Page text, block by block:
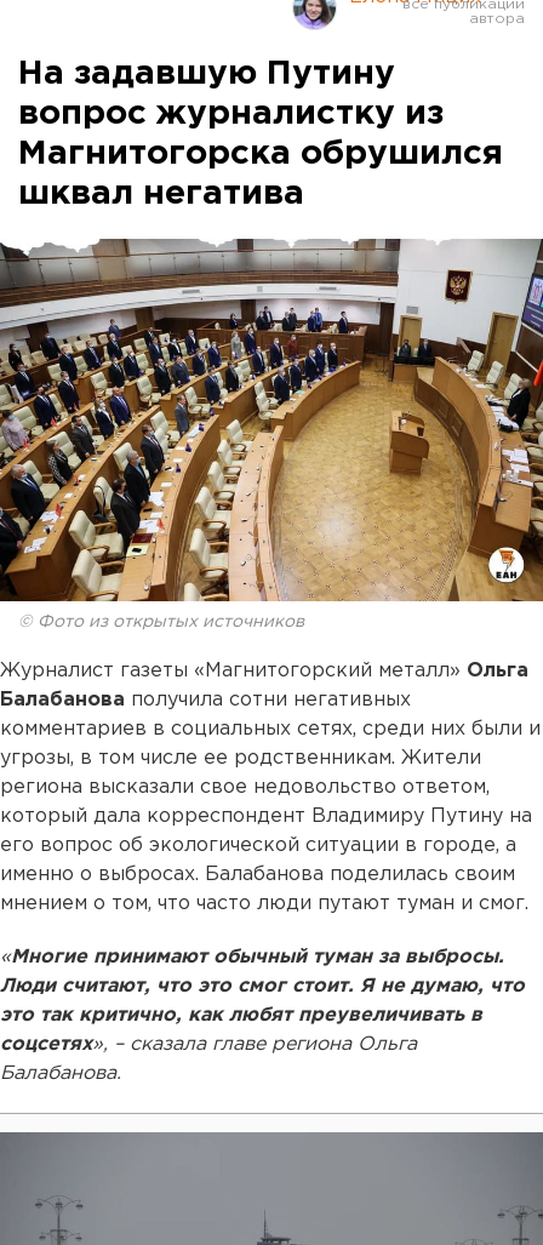
На задавшую Путину
вопрос журналистку из
Магнитогорска обрушился
шквал негатива
© Фото из открытых источников
Журналист газеты «Магнитогорский металл» Ольга
Балабанова получила сотни негативных
комментариев в социальных сетях, среди них были и
угрозы, в том числе ее родственникам. Жители
региона высказали свое недовольство ответом,
который дала корреспондент Владимиру Путину на
его вопрос об экологической ситуации в городе, а
именно о выбросах. Балабанова поделилась своим
мнением о том, что часто люди путают туман и смог.
«Многие принимают обычный туман за выбросы.
Люди считают, что это смог стоит. Я не думаю, что
это так критично, как любят преувеличивать в
соцсетях», – сказала главе региона Ольга
Балабанова.